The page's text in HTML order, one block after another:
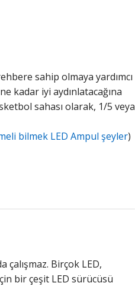
sahip olmaya yardımcı
kadar iyi aydınlatacağına
sahası olarak, 1/5 veya
bilmek LED Ampul şeyler)
​​çalışmaz. Birçok LED,
bir çeşit LED sürücüsü